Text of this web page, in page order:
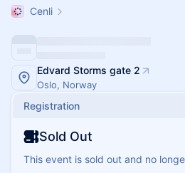
Cenli
Edvard Storms gate 2
Oslo, Norway
Registration
Sold Out
This event is sold out and no